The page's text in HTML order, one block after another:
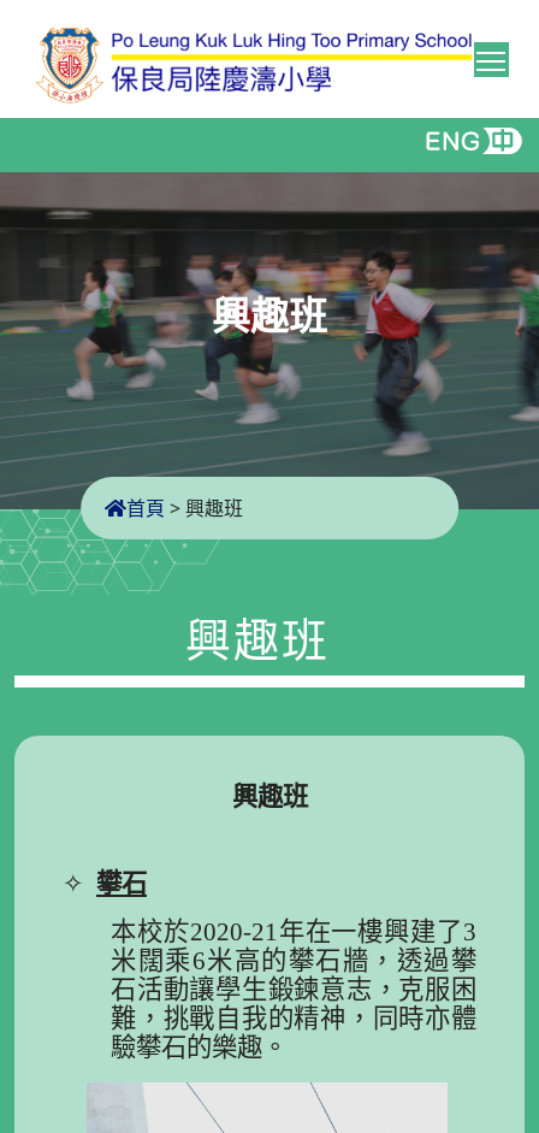
興趣班
首頁 >興趣班
興趣班
興趣班
✧ 攀石
本校於2020-21年在一樓興建了3
米闊乘6米高的攀石牆，透過攀
石活動讓學生鍛鍊意志，克服困
難，挑戰自我的精神，同時亦體
驗攀石的樂趣。